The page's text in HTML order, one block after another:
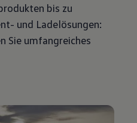
bis zu
und Ladelösungen:
Sie umfangreiches